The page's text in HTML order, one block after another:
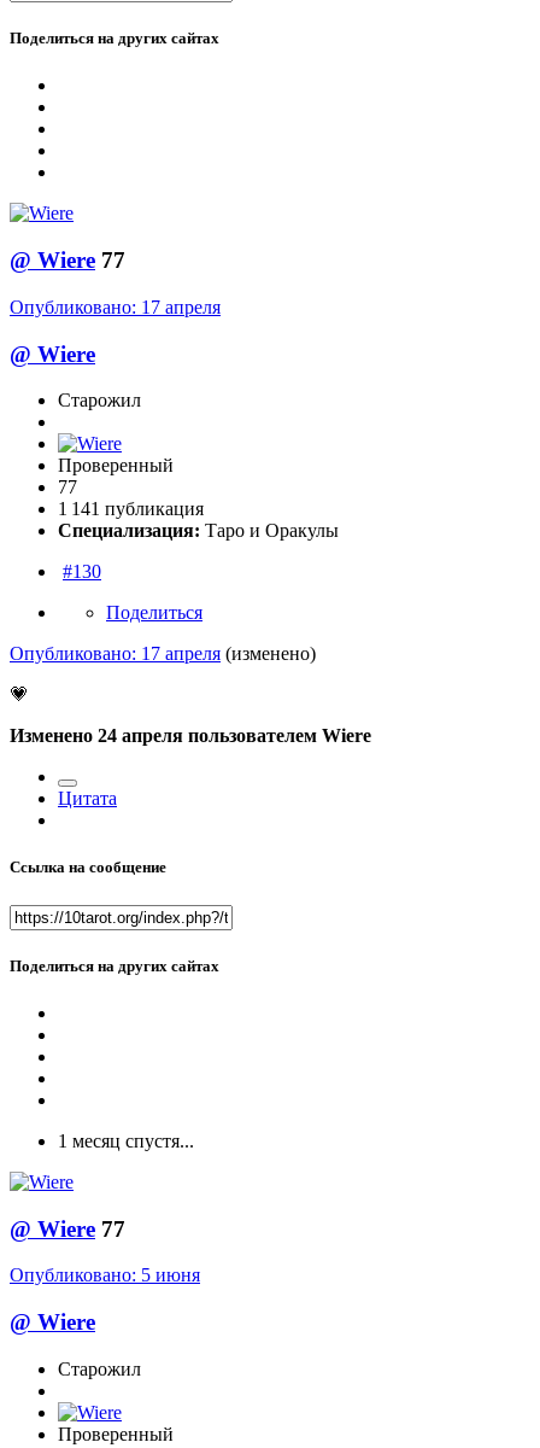
Поделиться на других сайтах
@ Wiere 77
Опубликовано: 17 апреля
@ Wiere
Старожил
Проверенный
77
1 141 публикация
Специализация: Таро и Оракулы
#130
Поделиться
Опубликовано: 17 апреля (изменено)
💗
Изменено 24 апреля пользователем Wiere
Цитата
Ссылка на сообщение
Поделиться на других сайтах
1 месяц спустя...
@ Wiere 77
Опубликовано: 5 июня
@ Wiere
Старожил
Проверенный